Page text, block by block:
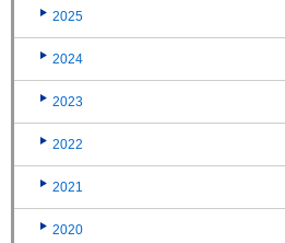
2025
2024
2023
2022
2021
2020